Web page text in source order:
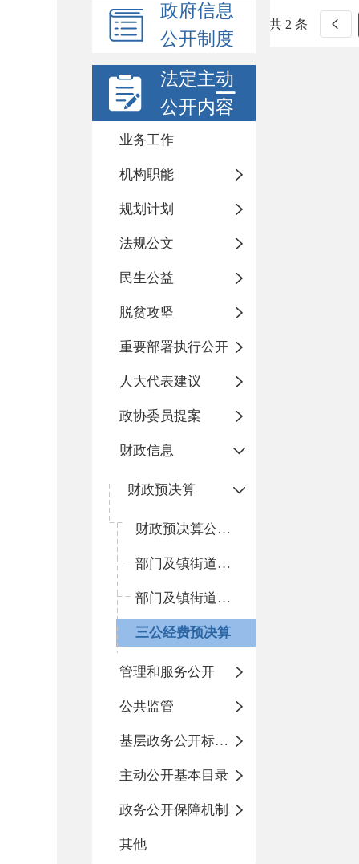
政府信息
公开制度
法定主动
公开内容
业务工作
机构职能
规划计划
法规公文
民生公益
脱贫攻坚
重要部署执行公开
人大代表建议
政协委员提案
财政信息
财政预决算
财政预决算公开平台
部门及镇街道预算
部门及镇街道决算
三公经费预决算
管理和服务公开
公共监管
基层政务公开标准化目录
主动公开基本目录
政务公开保障机制
其他
共 2 条